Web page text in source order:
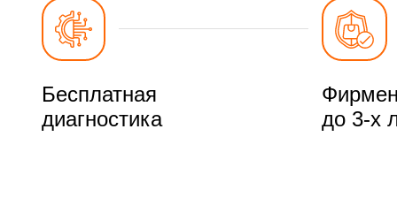
Бесплатная
диагностика
до 3-х